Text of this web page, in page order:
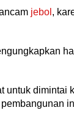
jebol ,
dimintai